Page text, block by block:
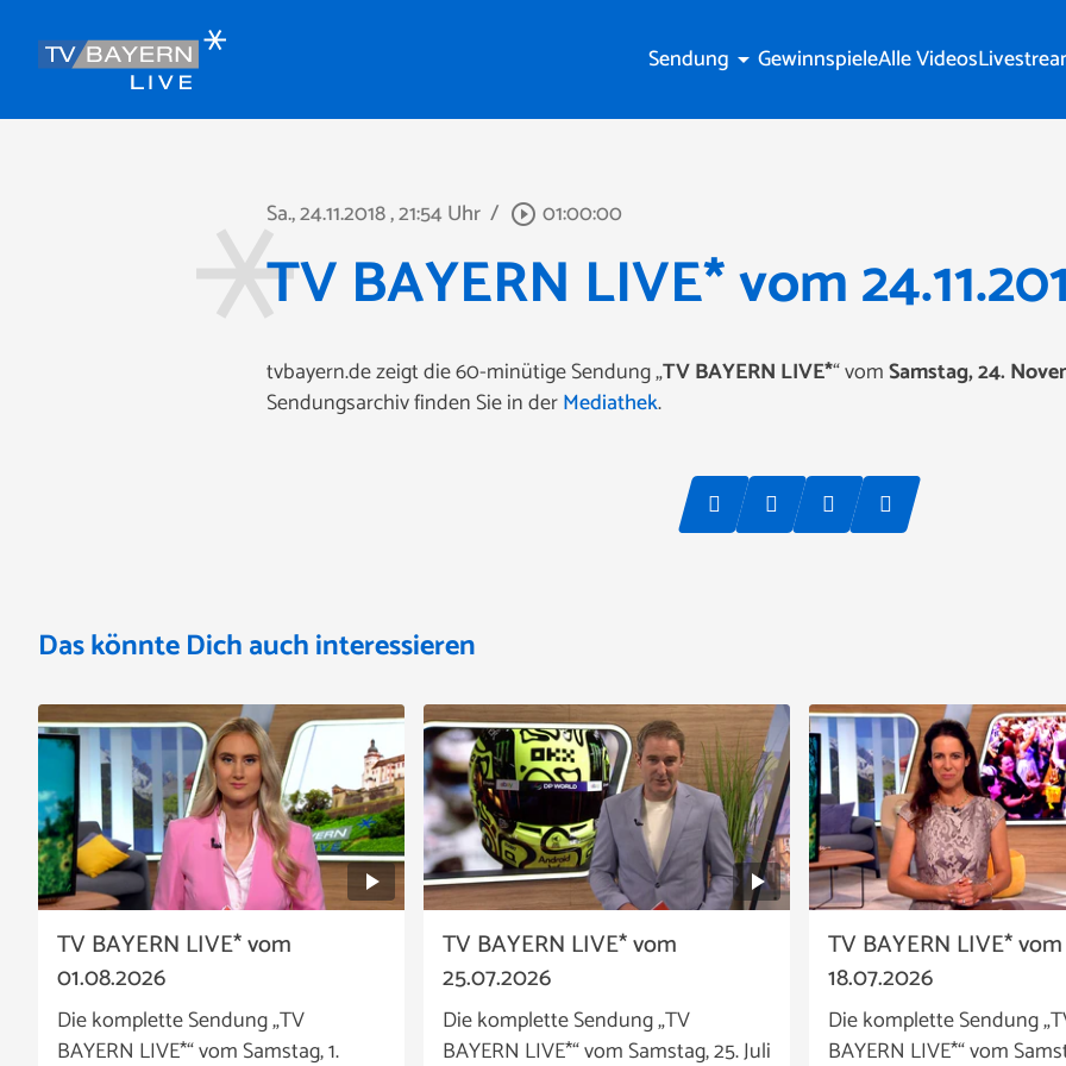
Sendung arrow_drop_down GewinnspieleAlle Videos
Sa., 24.11.2018, 21:54 Uhr / play_circle_outline 01:00:00
TV BAYERN LIVE* vom
tvbayern.de zeigt die 60-minütige Sendung „TV BAYERN LIVE*“ vomSamstag, 24.
Sendungsarchiv finden Sie in derMediathek.
Das könnte Dich auch interessieren
TV BAYERN LIVE* vom
01.08.2026
Die komplette Sendung „TV
BAYERN LIVE*“ vom Samstag, 1.
TV BAYERN LIVE* vom
25.07.2026
Die komplette Sendung „TV
BAYERN LIVE*“ vom Samstag, 25. Juli
TV BAYERN LIVE* vom
18.07.2026
Die komplette Sendung
BAYERN LIVE*“ vom